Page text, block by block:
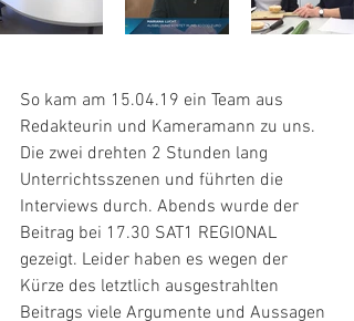
So kam am 15.04.19 ein Team aus
Redakteurin und Kameramann zu uns.
Die zwei drehten 2 Stunden lang
Unterrichtsszenen und führten die
Interviews durch. Abends wurde der
Beitrag bei 17.30 SAT1 REGIONAL
gezeigt. Leider haben es wegen der
Kürze des letztlich ausgestrahlten
Beitrags viele Argumente und Aussagen